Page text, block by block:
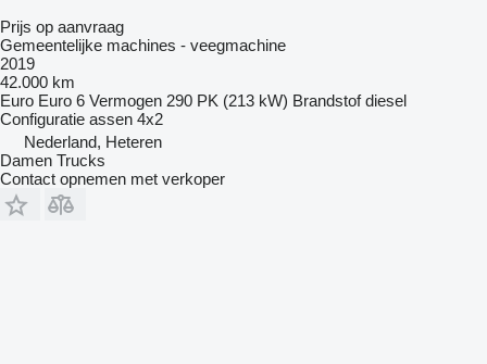
Prijs op aanvraag
Gemeentelijke machines - veegmachine
2019
42.000 km
Euro Euro 6 Vermogen 290 PK (213 kW) Brandstof diesel
Configuratie assen 4x2
Nederland, Heteren
Damen Trucks
Contact opnemen met verkoper